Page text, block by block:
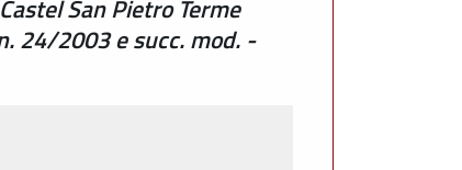
San Pietro Terme
24/2003 e succ. mod. -